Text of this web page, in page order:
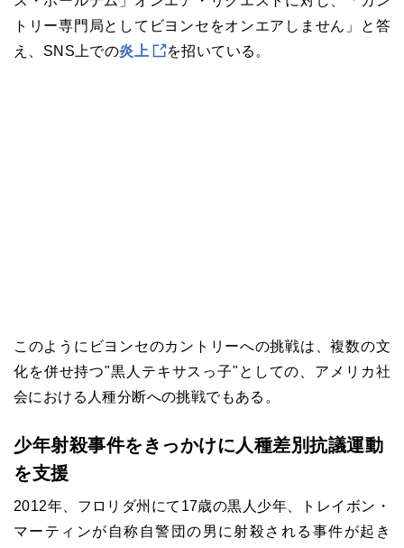
トリー専門局としてビヨンセをオンエアしません」と答
え、SNS上での炎上 を招いている。
このようにビヨンセのカントリーへの挑戦は、複数の文
化を併せ持つ"黒人テキサスっ子"としての、アメリカ社
会における人種分断への挑戦でもある。
少年射殺事件をきっかけに人種差別抗議運動
を支援
2012年、フロリダ州にて17歳の黒人少年、トレイボン・
マーティンが自称自警団の男に射殺される事件が起き